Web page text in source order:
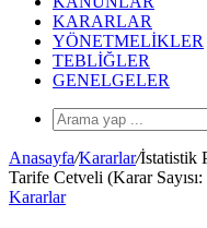
KARARLAR
YÖNETMELIKLER
TEBLIĞLER
GENELGELER
Anasayfa/Kararlar/İstatistik
Tarife Cetveli (Karar
Kararlar